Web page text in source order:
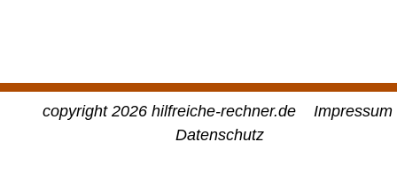
copyright 2026 hilfreiche-rechner.de
Impressum
Datenschutz